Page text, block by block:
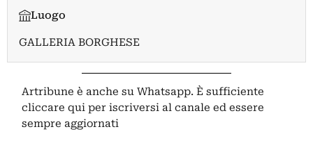
Luogo
GALLERIA BORGHESE
Artribune è anche su Whatsapp. È sufficiente
cliccare qui per iscriversi al canale ed essere
sempre aggiornati